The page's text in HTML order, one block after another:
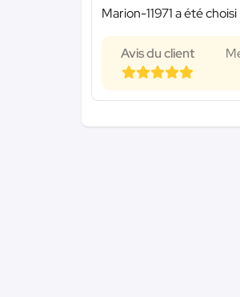
Marion-11971 a été
Avis du client